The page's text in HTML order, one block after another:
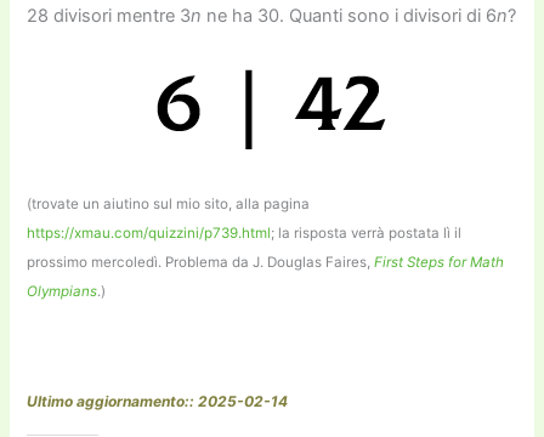
28 divisori mentre 3n ne ha 30. Quanti sono i divisori di 6n?
(trovate un aiutino sul mio sito, alla pagina
https://xmau.com/quizzini/p739.html; la risposta verrà postata lì il
prossimo mercoledì. Problema da J. Douglas Faires,First Steps for Math
Olympians.)
Ultimo aggiornamento:: 2025-02-14